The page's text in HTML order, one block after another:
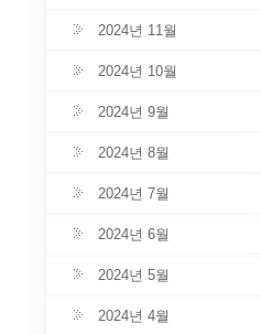
2024년 11월
2024년 10월
2024년 9월
2024년 8월
2024년 7월
2024년 6월
2024년 5월
2024년 4월